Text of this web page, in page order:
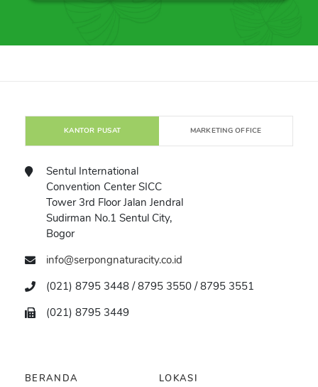
KANTOR PUSAT MARKETING OFFICE
Sentul International
Convention Center SICC
Tower 3rd Floor Jalan Jendral
Sudirman No.1 Sentul City,
Bogor
info@serpongnaturacity.co.id
(021) 8795 3448 / 8795 3550 / 8795 3551
(021) 8795 3449
BERANDA
LOKASI